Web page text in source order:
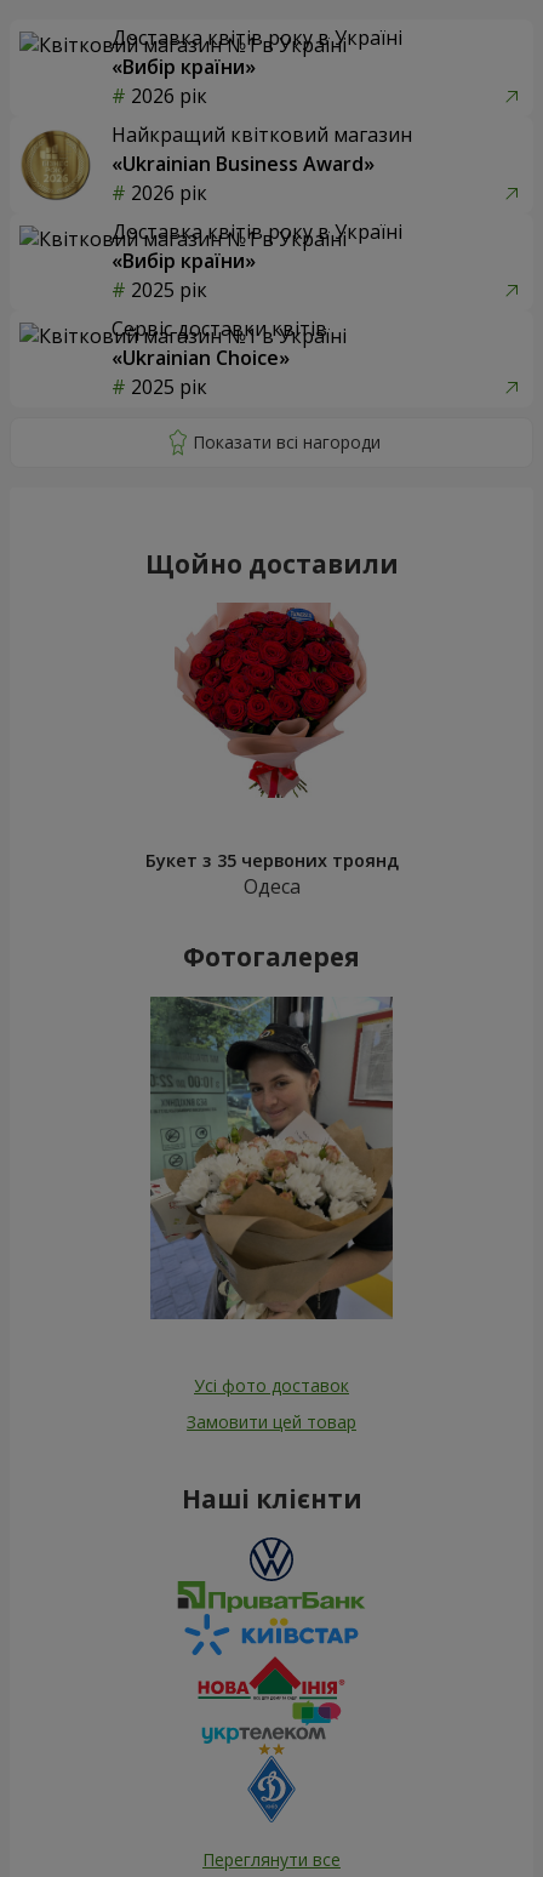
Доставка квітів року в Україні
«Вибір країни»
2026 рік
Найкращий квітковий магазин
«Ukrainian Business Award»
2026 рік
Доставка квітів року в Україні
«Вибір країни»
2025 рік
Сервіс доставки квітів
«Ukrainian Choice»
2025 рік
Щойно доставили
Букет з 35 червоних троянд
Одеса
Фотогалерея
Усі фото доставок
Замовити цей товар
Наші клієнти
Переглянути все